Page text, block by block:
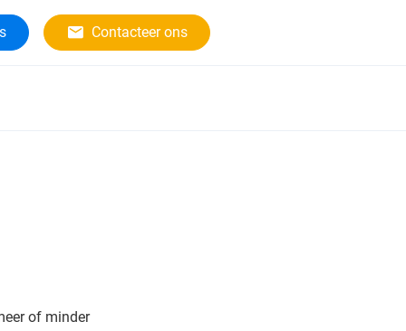
Contacteer ons
of minder